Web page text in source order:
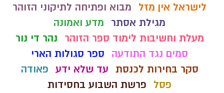
לישראל אין מזל
מבוא ופתיחה לתיקוני הזוהר
מגילת אסתר
מדע ואמונה
מעלת וחשיבות לימוד ספר הזוהר
נהר די נור
סמים נגד התודעה
ספר סגולות הארי
סקר בחירות לכנסת עד שלא ידע פאודה
פסל
פרשת השבוע בחסידות